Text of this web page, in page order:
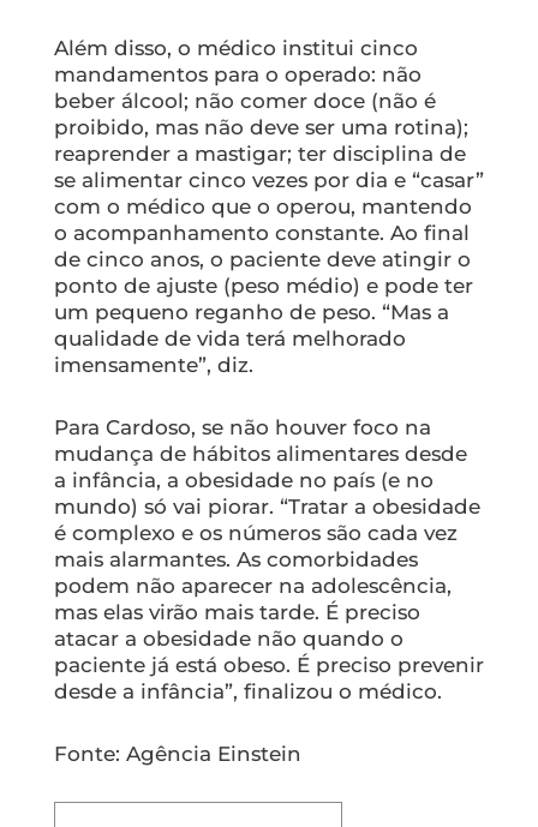
Além disso, o médico institui cinco
mandamentos para o operado: não
beber álcool; não comer doce (não é
proibido, mas não deve ser uma rotina);
reaprender a mastigar; ter disciplina de
se alimentar cinco vezes por dia e “casar”
com o médico que o operou, mantendo
o acompanhamento constante. Ao final
de cinco anos, o paciente deve atingir o
ponto de ajuste (peso médio) e pode ter
um pequeno reganho de peso. “Mas a
qualidade de vida terá melhorado
imensamente”, diz.
Para Cardoso, se não houver foco na
mudança de hábitos alimentares desde
a infância, a obesidade no país (e no
mundo) só vai piorar. “Tratar a obesidade
é complexo e os números são cada vez
mais alarmantes. As comorbidades
podem não aparecer na adolescência,
mas elas virão mais tarde. É preciso
atacar a obesidade não quando o
paciente já está obeso. É preciso prevenir
desde a infância”, finalizou o médico.
Fonte: Agência Einstein